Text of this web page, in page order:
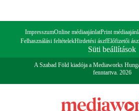
ImpresszumOnline médiaajánlatPrint
Felhasználási feltételekHirdetési ászfElőfizetői
Süti beállítások
A Szabad Föld kiadója a Mediaworks
fenntartva. 2026